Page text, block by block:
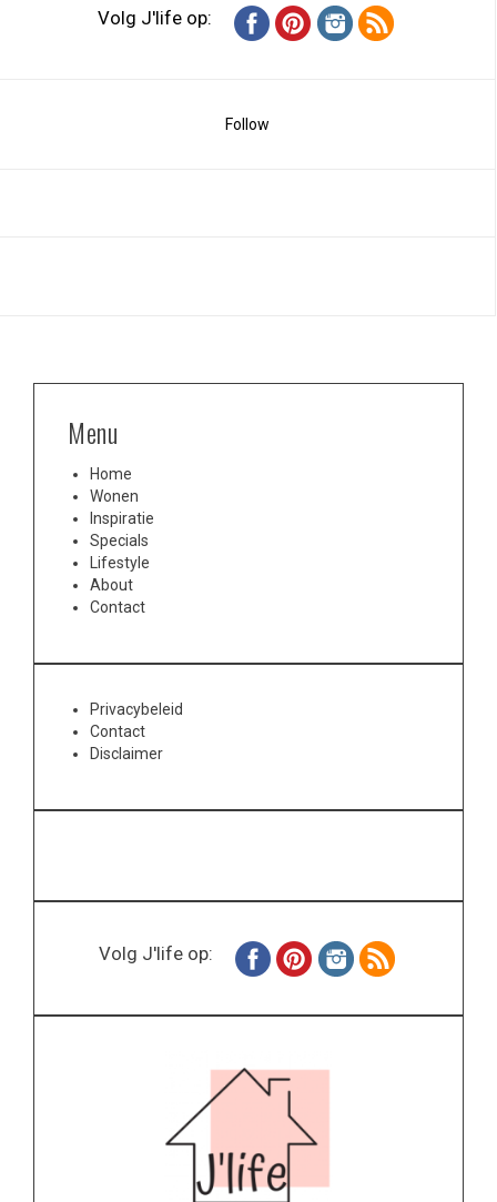
Volg J'life op:
Follow
Menu
Home
Wonen
Inspiratie
Specials
Lifestyle
About
Contact
Privacybeleid
Contact
Disclaimer
Volg J'life op: